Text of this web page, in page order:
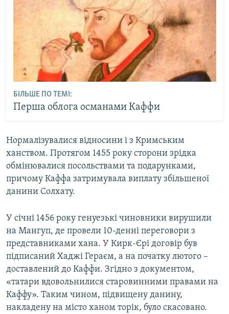
БІЛЬШЕ ПО ТЕМІ:
Перша облога османами Каффи
Нормалізувалися відносини і з Кримським
ханством. Протягом 1455 року сторони зрідка
обмінювалися посольствами та подарунками,
причому Каффа затримувала виплату збільшеної
данини Солхату.
У січні 1456 року генуезькі чиновники вирушили
на Мангуп, де провели 10-денні переговори з
представниками хана. У Кирк-Єрі договір був
підписаний Хаджі Гераєм, а на початку лютого –
доставлений до Каффи. Згідно з документом,
«татари вдовольнилися старовинними правами на
Каффу». Таким чином, підвищену данину,
накладену на місто ханом торік, було скасовано.